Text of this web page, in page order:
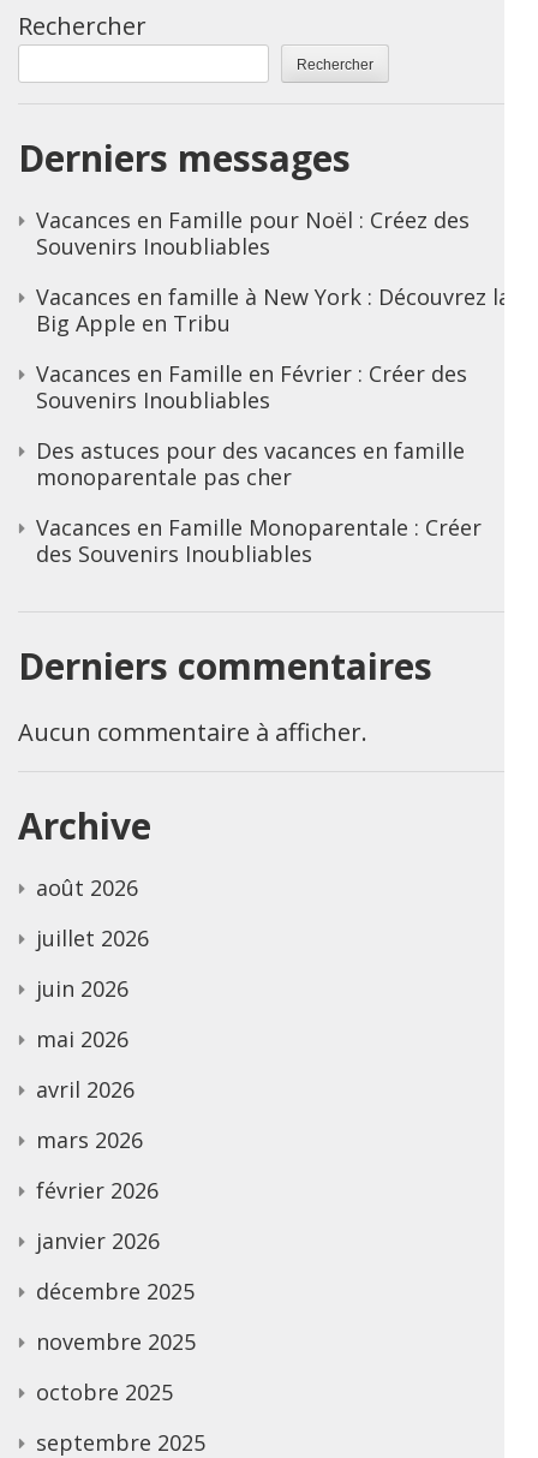
Rechercher
Rechercher
Derniers messages
Vacances en Famille pour Noël : Créez des
Souvenirs Inoubliables
Vacances en famille à New York : Découvrez la
Big Apple en Tribu
Vacances en Famille en Février : Créer des
Souvenirs Inoubliables
Des astuces pour des vacances en famille
monoparentale pas cher
Vacances en Famille Monoparentale : Créer
des Souvenirs Inoubliables
Derniers commentaires
Aucun commentaire à afficher.
Archive
août 2026
juillet 2026
juin 2026
mai 2026
avril 2026
mars 2026
février 2026
janvier 2026
décembre 2025
novembre 2025
octobre 2025
septembre 2025